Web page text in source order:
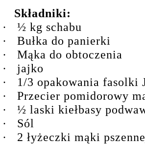
Składniki:
·
½ kg schabu
·
Bułka do panierki
·
Mąka do obtoczenia
·
jajko
·
1/3 opakowania fasolki
·
Przecier pomidorowy
·
½ laski kiełbasy
·
Sól
·
2 łyżeczki mąki